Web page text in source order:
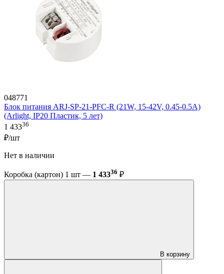
048771
Блок питания ARJ-SP-21-PFC-R (21W, 15-42V, 0.45-0.5A)
(Arlight, IP20 Пластик, 5 лет)
1 43336
₽/шт
Нет в наличии
Коробка (картон) 1 шт — 1 43336 ₽
В корзину